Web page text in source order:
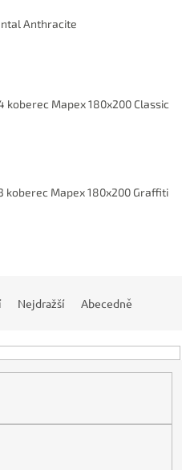
Anthracite
koberec Mapex 180x200 Classic
koberec Mapex 180x200 Graffiti
Nejdražší Abecedně